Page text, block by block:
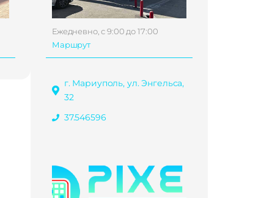
Ежедневно, с 9:00 до 17:00
Маршрут
г. Мариуполь, ул. Энгельса,
32
37.546596